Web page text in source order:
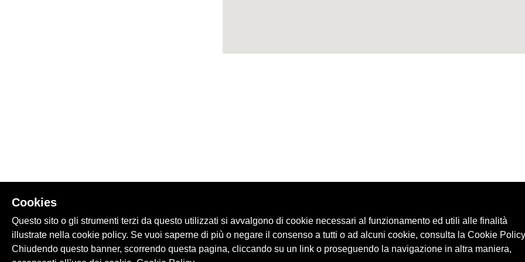
Cookies
Questo sito o gli strumenti terzi da questo utilizzati si avvalgono di cookie necessari al funzionamento ed utili alle finalità
illustrate nella cookie policy. Se vuoi saperne di più o negare il consenso a tutti o ad alcuni cookie, consulta la Cookie
Chiudendo questo banner, scorrendo questa pagina, cliccando su un link o proseguendo la navigazione in altra maniera,